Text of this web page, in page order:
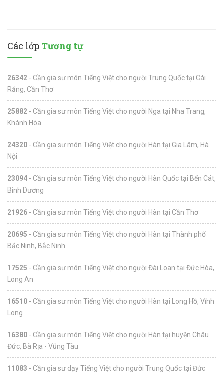
Các lớp Tương tự
26342 - Cần gia sư môn Tiếng Việt cho người Trung Quốc tại Cái
Răng, Cần Thơ
25882 - Cần gia sư môn Tiếng Việt cho người Nga tại Nha Trang,
Khánh Hòa
24320 - Cần gia sư môn Tiếng Việt cho người Hàn tại Gia Lâm, Hà
Nội
23094 - Cần gia sư môn Tiếng Việt cho người Hàn Quốc tại Bến Cát,
Bình Dương
21926 - Cần gia sư môn Tiếng Việt cho người Hàn tại Cần Thơ
20695 - Cần gia sư môn Tiếng Việt cho người Hàn tại Thành phố
Bắc Ninh, Bắc Ninh
17525 - Cần gia sư môn Tiếng Việt cho người Đài Loan tại Đức Hòa,
Long An
16510 - Cần gia sư môn Tiếng Việt cho người Hàn tại Long Hồ, Vĩnh
Long
16380 - Cần gia sư môn Tiếng Việt cho người Hàn tại huyện Châu
Đức, Bà Rịa - Vũng Tàu
11083 - Cần gia sư dạy Tiếng Việt cho người Trung Quốc tại Đức